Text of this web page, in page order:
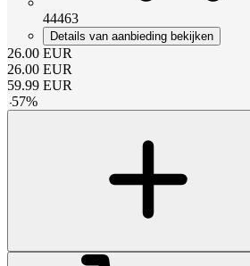
44463
Details van aanbieding bekijken
26.00 EUR
26.00 EUR
59.99 EUR
-57%